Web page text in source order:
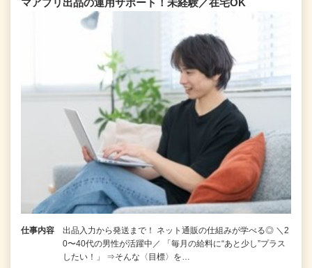
マアプリ出品の運用サポート！未経験／在宅OK
仕事内容
出品入力から発送まで！ ネット通販の仕組みが学べる◎ ＼2
0〜40代の男性が活躍中／ 「毎月の給料に“あと少し”プラス
したい！」 ⇒そんな〈目標〉を…